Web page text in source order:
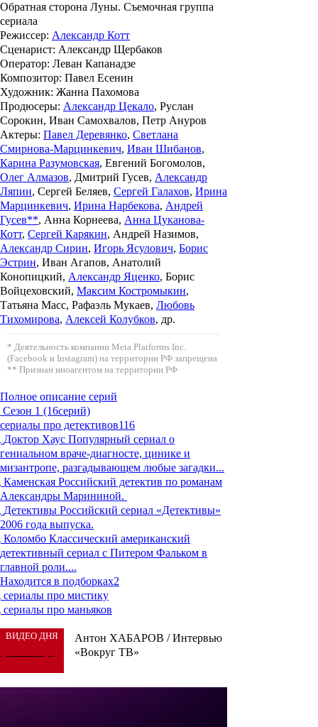
Обратная сторона Луны. Съемочная группа
сериала
Режиссер: Александр Котт
Сценарист: Александр Щербаков
Оператор: Леван Капанадзе
Композитор: Павел Есенин
Художник: Жанна Пахомова
Продюсеры: Александр Цекало, Руслан
Сорокин, Иван Самохвалов, Петр Ануров
Актеры: Павел Деревянко, Светлана
Смирнова-Марцинкевич, Иван Шибанов,
Карина Разумовская, Евгений Богомолов,
Олег Алмазов, Дмитрий Гусев, Александр
Ляпин, Сергей Беляев, Сергей Галахов, Ирина
Марцинкевич, Ирина Нарбекова, Андрей
Гусев**, Анна Корнеева, Анна Цуканова-
Котт, Сергей Карякин, Андрей Назимов,
Александр Сирин, Игорь Ясулович, Борис
Эстрин, Иван Агапов, Анатолий
Конопицкий, Александр Яценко, Борис
Войцеховский, Максим Костромыкин,
Татьяна Масс, Рафаэль Мукаев, Любовь
Тихомирова, Алексей Колубков, др.
* Деятельность компании Meta Platforms Inc.
(Facebook и Instagram) на территории РФ запрещена
** Признан иноагентом на территории РФ
Полное описание серий
Сезон 1 (16серий)
сериалы про детективов116
Доктор Хаус Популярный сериал о
гениальном враче-диагносте, цинике и
мизантропе, разгадывающем любые загадки...
Каменская Российский детектив по романам
Александры Марининой.
Детективы Российский сериал «Детективы»
2006 года выпуска.
Коломбо Классический американский
детективный сериал c Питером Фальком в
главной роли....
Находится в подборках2
сериалы про мистику
сериалы про маньяков
ВИДЕО ДНЯ
Антон ХАБАРОВ / Интервью
«Вокруг ТВ»